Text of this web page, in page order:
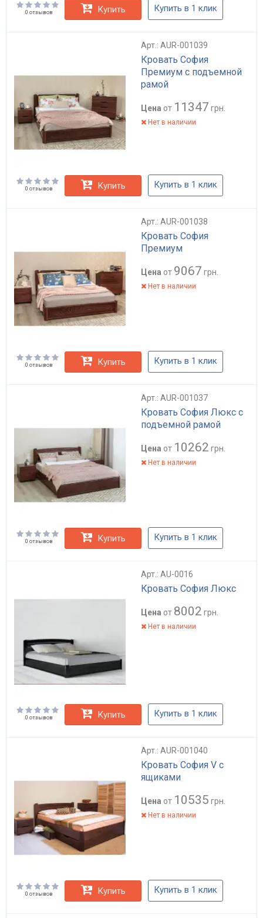
0 отзывов Купить Купить в 1 клик
Арт.: AUR-001039
Кровать София
Премиум с подъемной
рамой
Цена от 11347 грн.
Нет в наличии
0 отзывов Купить Купить в 1 клик
Арт.: AUR-001038
Кровать София
Премиум
Цена от 9067 грн.
Нет в наличии
0 отзывов Купить Купить в 1 клик
Арт.: AUR-001037
Кровать София Люкс с
подъемной рамой
Цена от 10262 грн.
Нет в наличии
0 отзывов Купить Купить в 1 клик
Арт.: AU-0016
Кровать София Люкс
Цена от 8002 грн.
Нет в наличии
0 отзывов Купить Купить в 1 клик
Арт.: AUR-001040
Кровать София V с
ящиками
Цена от 10535 грн.
Нет в наличии
0 отзывов Купить Купить в 1 клик